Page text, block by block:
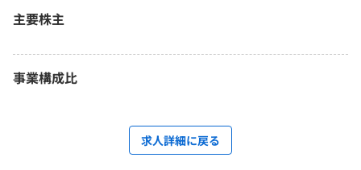
主要株主
事業構成比
求人詳細に戻る